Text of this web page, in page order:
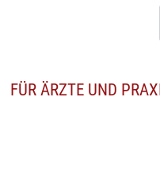
FÜR ÄRZTE UND